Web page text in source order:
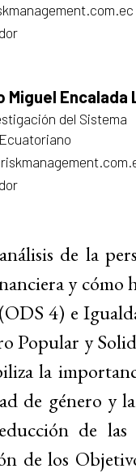
Miguel Encalada
del Sistema
de la
y cómo
4) e
Popular y
la
de género y
de las
de los